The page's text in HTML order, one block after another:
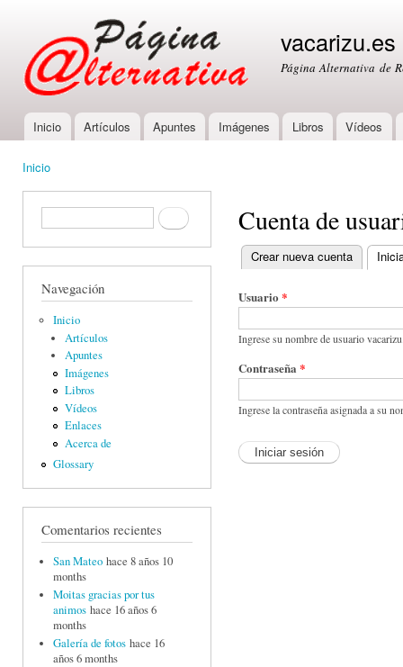
vacarizu.es
Página Alternativa de
Main menu
Inicio Artículos Apuntes Imágenes Libros Vídeos
Inicio
Formulario de búsquedaBuscar
Navegación
Inicio
Artículos
Apuntes
Imágenes
Libros
Vídeos
Enlaces
Acerca de
Glossary
Comentarios recientes
San Mateo hace 8 años 10
months
Moitas gracias por tus
animos hace 16 años 6
months
Galería de fotos hace 16
años 6 months
Cuenta de
Primary tabs
Crear nueva cuenta
Usuario *
Ingrese su nombre de usuario
Contraseña *
Ingrese la contraseña asignada a su